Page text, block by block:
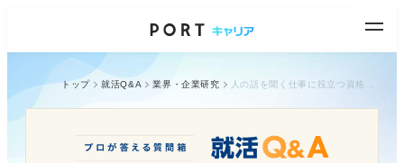
トップ 就活Q&A 業界・企業研究